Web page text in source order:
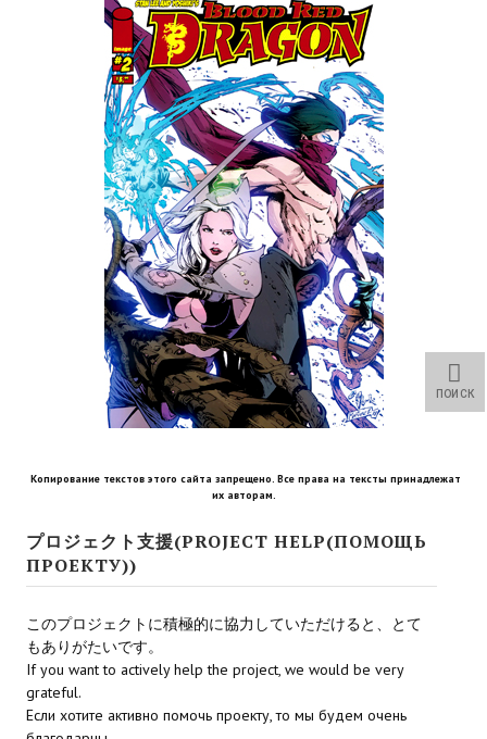
Немного героев меча и магии
Расширенная версия Х3
REBalance
Работы Kuroneko
Doom 3 Remaster Fan Edition
X2 - The Threat Remaster Fan Edition
Quake III Arena Remaster Fan Edition
Star Trek Voyager Elite Force Remaster Fan Edition
Sacred Gold Remaster Fan Edition
Red Faction remaster Fan Edition
Aliens versus Predator 1 Remaster Fan Edition
Корсары 3 Сундук мертвеца Remaster Fan Edition
Sea Dogs Remaster Fan Edition
НОВОСТИ ПОРТАЛА
Копирование текстов этого сайта запрещено. Все права на тексты принадлежат
их авторам.
プロジェクト支援(PROJECT HELP(ПОМОЩЬ
ПРОЕКТУ))
このプロジェクトに積極的に協力していただけると、とて
もありがたいです。
If you want to actively help the project, we would be very
grateful.
Если хотите активно помочь проекту, то мы будем очень
ПОИСК